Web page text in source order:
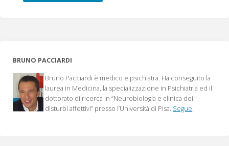
BRUNO PACCIARDI
Bruno Pacciardi è medico e psichiatra. Ha conseguito la
laurea in Medicina, la specializzazione in Psichiatria ed il
dottorato di ricerca in “Neurobiologia e clinica dei
disturbi affettivi” presso l’Università di Pisa. Segue